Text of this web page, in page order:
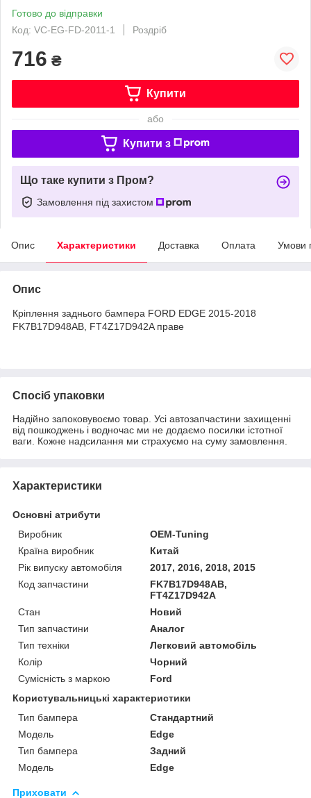
Готово до відправки
Код: VC-EG-FD-2011-1
Роздріб
716 ₴
Купити
або
Купити з
Що таке купити з Пром?
Замовлення під захистом
Опис Характеристики Доставка Оплата Умови
Опис
Кріплення заднього бампера FORD EDGE 2015-2018
FK7B17D948AB, FT4Z17D942A праве
Спосіб упаковки
Надійно запоковувоємо товар. Усі автозапчастини захищенні
від пошкоджень і водночас ми не додаємо посилки істотної
ваги. Кожне надсилання ми страхуємо на суму замовлення.
Характеристики
Основні атрибути
Виробник
OEM-Tuning
Країна виробник
Китай
Рік випуску автомобіля
2017, 2016, 2018, 2015
Код запчастини
FK7B17D948AB,
FT4Z17D942A
Стан
Новий
Тип запчастини
Аналог
Тип техніки
Легковий автомобіль
Колір
Чорний
Сумісність з маркою
Ford
Користувальницькі характеристики
Тип бампера
Стандартний
Мoдель
Edge
Тип бампера
Задний
Модель
Edge
Приховати